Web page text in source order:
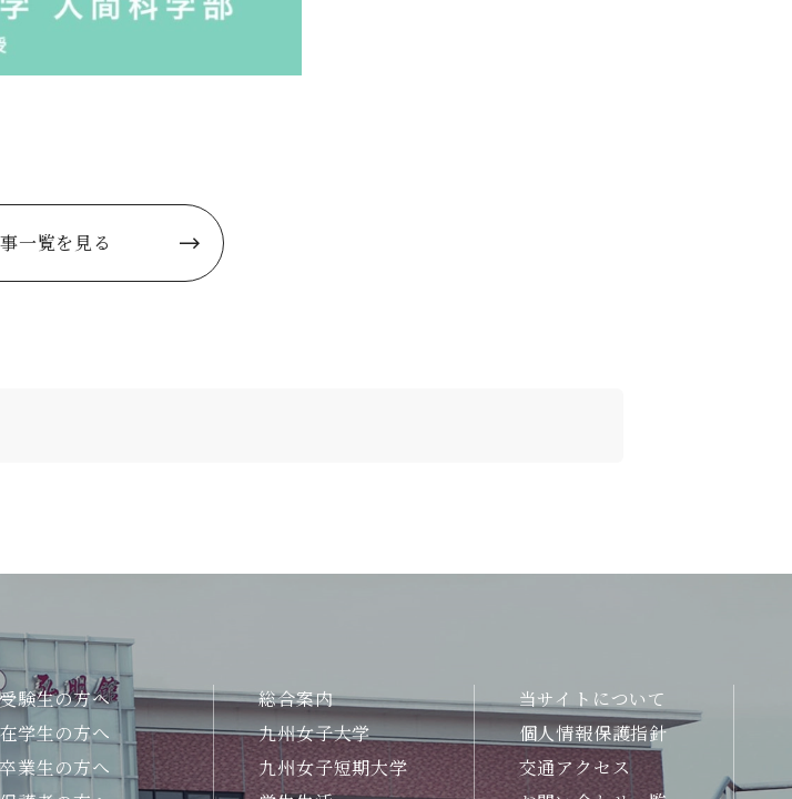
一覧を見る
受験生の方へ
在学生の方へ
卒業生の方へ
総合案内
九州女子大学
九州女子短期大学
当サイトについて
個人情報保護指針
交通アクセス